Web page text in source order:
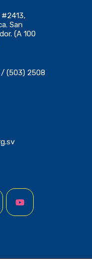
#2413,
San
(A 100
(503) 2508